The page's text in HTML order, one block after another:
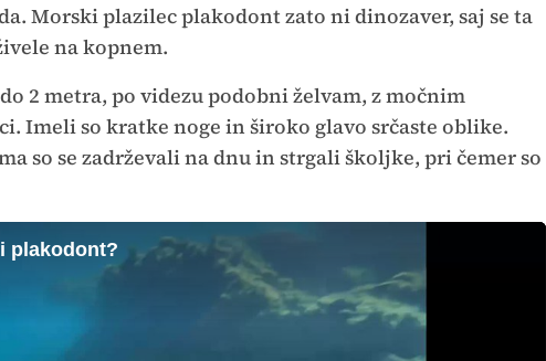
Morski plazilec plakodont zato ni dinozaver, saj se ta
na kopnem.
2 metra, po videzu podobni želvam, z močnim
Imeli so kratke noge in široko glavo srčaste oblike.
so se zadrževali na dnu in strgali školjke, pri čemer so
plakodont?